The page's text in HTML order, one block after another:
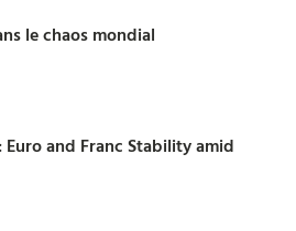
le chaos mondial
and Franc Stability amid